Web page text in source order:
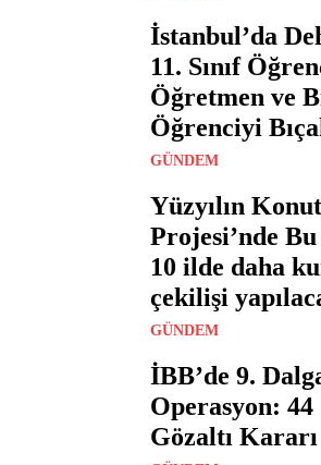
İstanbul’da
11. Sınıf
Öğretmen ve
Öğrenciyi
GÜNDEM
Yüzyılın Konut
Projesi’nde
10 ilde daha
çekilişi
GÜNDEM
İBB’de 9.
Operasyon: 44
Gözaltı Kararı